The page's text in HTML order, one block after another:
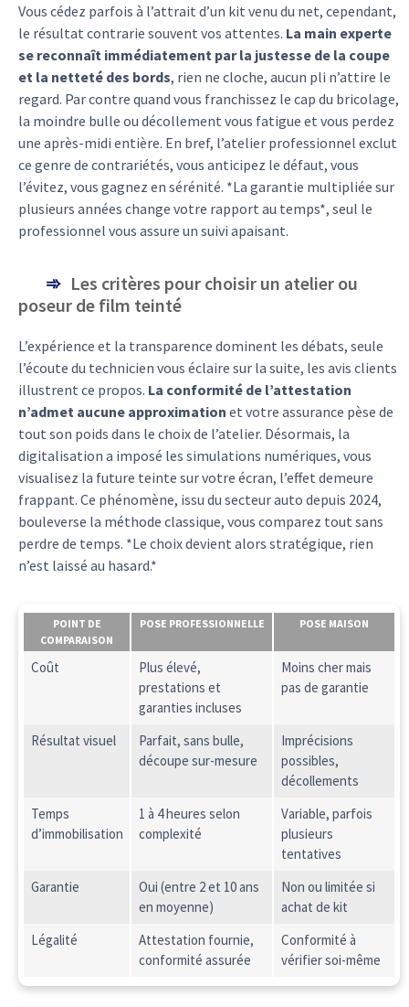
Vous cédez parfois à l’attrait d’un kit venu du net, cependant,
le résultat contrarie souvent vos attentes. La main experte
se reconnaît immédiatement par la justesse de la coupe
et la netteté des bords, rien ne cloche, aucun pli n’attire le
regard. Par contre quand vous franchissez le cap du bricolage,
la moindre bulle ou décollement vous fatigue et vous perdez
une après-midi entière. En bref, l’atelier professionnel exclut
ce genre de contrariétés, vous anticipez le défaut, vous
l’évitez, vous gagnez en sérénité. *La garantie multipliée sur
plusieurs années change votre rapport au temps*, seul le
professionnel vous assure un suivi apaisant.
Les critères pour choisir un atelier ou
poseur de film teinté
L’expérience et la transparence dominent les débats, seule
l’écoute du technicien vous éclaire sur la suite, les avis clients
illustrent ce propos. La conformité de l’attestation
n’admet aucune approximation et votre assurance pèse de
tout son poids dans le choix de l’atelier. Désormais, la
digitalisation a imposé les simulations numériques, vous
visualisez la future teinte sur votre écran, l’effet demeure
frappant. Ce phénomène, issu du secteur auto depuis 2024,
bouleverse la méthode classique, vous comparez tout sans
perdre de temps. *Le choix devient alors stratégique, rien
n’est laissé au hasard.*
POINT DE
COMPARAISON
POSE PROFESSIONNELLE POSE MAISON
Coût
Plus élevé,
prestations et
garanties incluses
Moins cher mais
pas de garantie
Résultat visuel
Parfait, sans bulle,
découpe sur-mesure
Imprécisions
possibles,
décollements
Temps
d’immobilisation
1 à 4 heures selon
complexité
Variable, parfois
plusieurs
tentatives
Garantie
Oui (entre 2 et 10 ans
en moyenne)
Non ou limitée si
achat de kit
Légalité
Attestation fournie,
conformité assurée
Conformité à
vérifier soi-même